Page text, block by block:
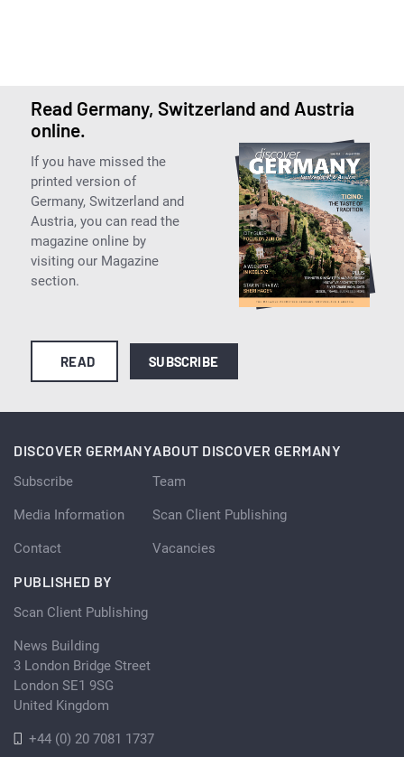
Read Germany, Switzerland and Austria
online.
If you have missed the
printed version of
Germany, Switzerland and
Austria, you can read the
magazine online by
visiting our Magazine
section.
READ SUBSCRIBE
DISCOVER GERMANY
Subscribe
Media Information
Contact
ABOUT DISCOVER GERMANY
Team
Scan Client Publishing
Vacancies
PUBLISHED BY
Scan Client Publishing
News Building
3 London Bridge Street
London SE1 9SG
United Kingdom
+44 (0) 20 7081 1737